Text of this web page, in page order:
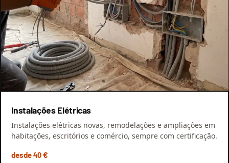
Instalações Elétricas
Instalações elétricas novas, remodelações e ampliações em
habitações, escritórios e comércio, sempre com certificação.
desde 40 €